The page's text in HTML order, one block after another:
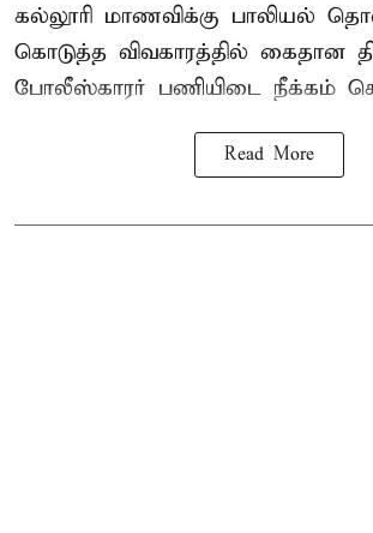
கல்லூரி மாணவிக்கு பாலியல்
கொடுத்த விவகாரத்தில் கைதான
போலீஸ்காரர் பணியிடை நீக்கம்
Read More